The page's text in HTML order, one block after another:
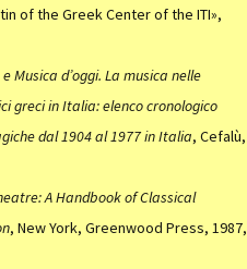
of the Greek Center of the ITI»,
Musica d’oggi. La musica nelle
greci in Italia: elenco cronologico
dal 1904 al 1977in Italia, Cefalù,
A Handbook of Classical
, New York, Greenwood Press, 1987,